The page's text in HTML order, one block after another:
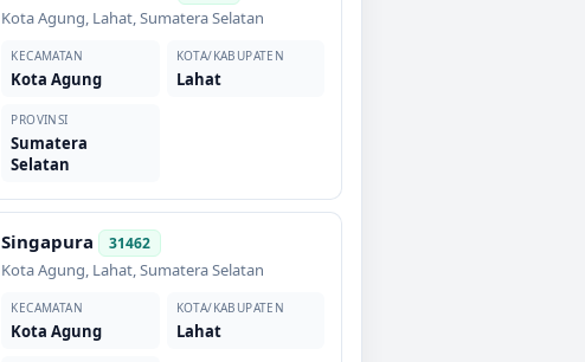
Kota Agung, Lahat,Sumatera Selatan
KECAMATAN
Kota Agung
KOTA/KABUPATEN
Lahat
PROVINSI
Sumatera
Selatan
Singapura 31462
Kota Agung, Lahat,Sumatera Selatan
KECAMATAN
Kota Agung
KOTA/KABUPATEN
Lahat